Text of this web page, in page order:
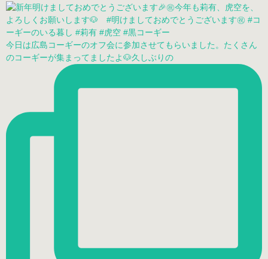
今日は広島コーギーのオフ会に参加させてもらいました。たくさん
のコーギーが集まってましたよ🐶久しぶりの